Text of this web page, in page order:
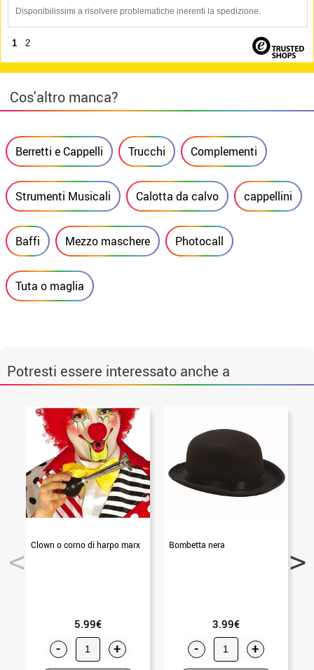
Disponibilissimi a risolvere problematiche inerenti la spedizione.
1 2
Cos'altro manca?
Berretti e Cappelli Trucchi Complementi
Strumenti Musicali Calotta da calvo cappellini
Baffi Mezzo maschere Photocall
Tuta o maglia
Potresti essere interessato anche a
Clown o corno di harpo marx
5.99€
- +
Bombetta nera
3.99€
- +